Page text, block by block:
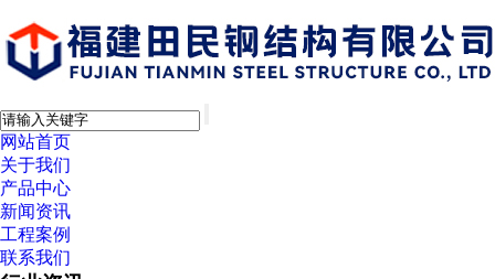
网站首页
关于我们
产品中心
新闻资讯
工程案例
联系我们